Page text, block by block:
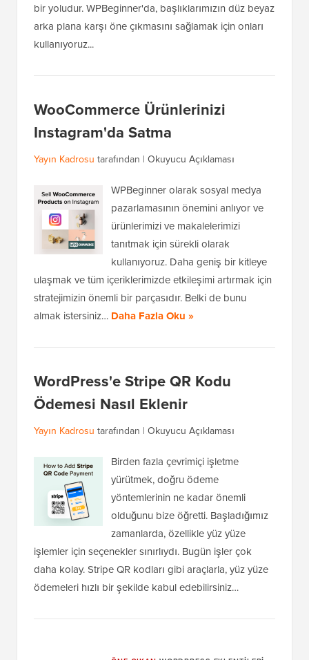
bir yoludur. WPBeginner'da, başlıklarımızın düz beyaz
arka plana karşı öne çıkmasını sağlamak için onları
kullanıyoruz...
WooCommerce Ürünlerinizi
Instagram'da Satma
Yayın Kadrosu tarafından | Okuyucu Açıklaması
WPBeginner olarak sosyal medya
pazarlamasının önemini anlıyor ve
ürünlerimizi ve makalelerimizi
tanıtmak için sürekli olarak
kullanıyoruz. Daha geniş bir kitleye
ulaşmak ve tüm içeriklerimizde etkileşimi artırmak için
stratejimizin önemli bir parçasıdır. Belki de bunu
almak istersiniz… Daha Fazla Oku »
WordPress'e Stripe QR Kodu
Ödemesi Nasıl Eklenir
Yayın Kadrosu tarafından | Okuyucu Açıklaması
Birden fazla çevrimiçi işletme
yürütmek, doğru ödeme
yöntemlerinin ne kadar önemli
olduğunu bize öğretti. Başladığımız
zamanlarda, özellikle yüz yüze
işlemler için seçenekler sınırlıydı. Bugün işler çok
daha kolay. Stripe QR kodları gibi araçlarla, yüz yüze
ödemeleri hızlı bir şekilde kabul edebilirsiniz…